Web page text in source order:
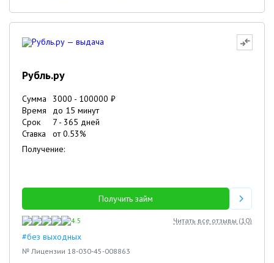
Рубль.ру
Сумма 3000 - 100000 ₽
Время
до 15 минут
Срок
7 - 365 дней
Ставка
от0.53%
Получение:
Получить займ
4.5 Читать все отзывы (10)
#без выходных
№ Лицензии 18-030-45-008863